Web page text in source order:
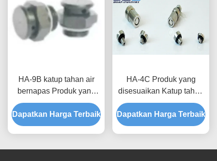
HA-9B katup tahan air
bernapas Produk yang
disesuaikan untuk
elektronik konsumen dan
Waterproofing Tingkat
Dapatkan Harga Terbaik
HA-4C Produk yang
disesuaikan Katup tahan
air dan bernapas untuk
peningkatan disipasi
panas dan perlindungan
Dapatkan Harga Terbaik